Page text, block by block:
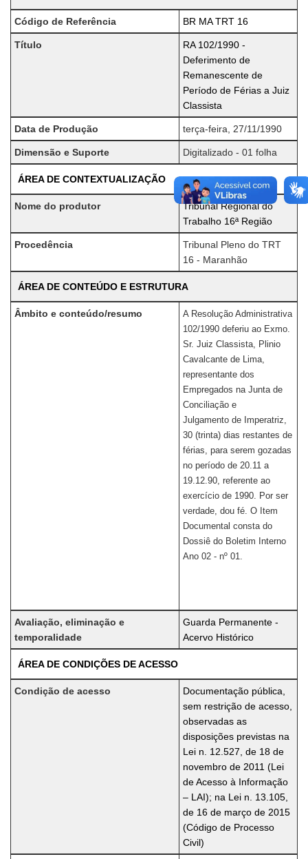
Código de Referência BR MA TRT 16
Título
RA 102/1990 -
Deferimento de
Remanescente de
Período de Férias a Juiz
Classista
Data de Produção terça-feira, 27/11/1990
Dimensão e Suporte Digitalizado - 01 folha
ÁREA DE CONTEXTUALIZAÇÃO
Nome do produtor
Tribunal Regional do
Trabalho 16ª Região
Procedência
Tribunal Pleno do TRT
16 - Maranhão
ÁREA DE CONTEÚDO E ESTRUTURA
Âmbito e conteúdo/resumo
A Resolução Administrativa
102/1990 deferiu ao Exmo.
Sr. Juiz Classista, Plinio
Cavalcante de Lima,
representante dos
Empregados na Junta de
Conciliação e
Julgamento de Imperatriz,
30 (trinta) dias restantes de
férias, para serem gozadas
no período de 20.11 a
19.12.90, referente ao
exercício de 1990. Por ser
verdade, dou fé. O Item
Documental consta do
Dossiê do Boletim Interno
Ano 02 - nº 01.
Avaliação, eliminação e
temporalidade
Guarda Permanente -
Acervo Histórico
ÁREA DE CONDIÇÕES DE ACESSO
Condição de acesso
Documentação pública,
sem restrição de acesso,
observadas as
disposições previstas na
Lei n. 12.527, de 18 de
novembro de 2011 (Lei
de Acesso à Informação
– LAI); na Lei n. 13.105,
de 16 de março de 2015
(Código de Processo
Civil)